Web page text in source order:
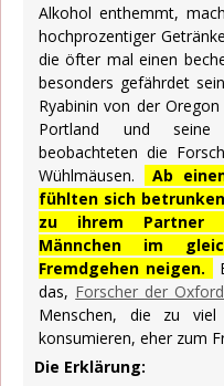
Alkohol enthemmt,
hochprozentiger
die öfter mal einen
besonders gefährdet
Ryabinin von der
Portland und seine
beobachteten die
Wühlmäusen.
Ab
fühlten sich
zu ihrem Partner
Männchen im
Fremdgehen neigen.
das, Forscher der
Menschen, die zu
konsumieren, eher zum
Die Erklärung: